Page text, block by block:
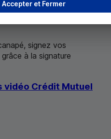
signez vos
à la signature
vidéo Crédit Mutuel
Accepter et Fermer